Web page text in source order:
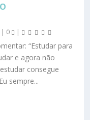
| 0 |
“Estudar para
e agora não
consegue
sempre...